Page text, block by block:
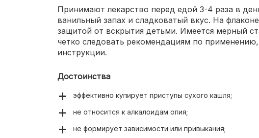
Принимают лекарство перед едой 3-4 раза в
ванильный запах и сладковатый вкус. На
защитой от вскрытия детьми. Имеется мерный
четко следовать рекомендациям по
инструкции.
Достоинства
эффективно купирует приступы сухого кашля;
не относится к алкалоидам опия;
не формирует зависимости или привыкания;